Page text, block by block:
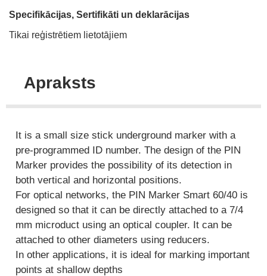
Specifikācijas, Sertifikāti un deklarācijas
Tikai reģistrētiem lietotājiem
Apraksts
It is a small size stick underground marker with a
pre-programmed ID number. The design of the PIN
Marker provides the possibility of its detection in
both vertical and horizontal positions.
For optical networks, the PIN Marker Smart 60/40 is
designed so that it can be directly attached to a 7/4
mm microduct using an optical coupler. It can be
attached to other diameters using reducers.
In other applications, it is ideal for marking important
points at shallow depths